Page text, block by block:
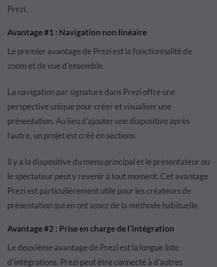
Prezi.
Avantage #1 : Navigation non linéaire
Le premier avantage de Prezi est la fonctionnalité de
zoom et de vue d'ensemble.
La navigation par signature dans Prezi offre une
perspective unique pour créer et visualiser une
présentation. Au lieu d'ajouter une diapositive après
l'autre, un projet est créé en sections.
Il y a la diapositive du menu principal et le présentateur ou
le spectateur peut y revenir à tout moment. Cet avantage
Prezi est particulièrement utile pour les créateurs de
présentation qui en ont assez de la méthode habituelle.
Avantage #2 : Prise en charge de l’intégration
Le deuxième avantage de Prezi est la longue liste
d'intégrations. Prezi peut être connecté à d'autres